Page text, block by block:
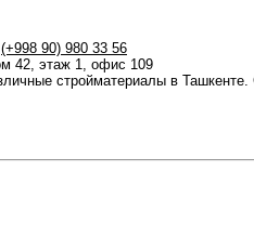
(+998 90) 980 33 56
42, этаж 1, офис 109
стройматериалы в Ташкенте.